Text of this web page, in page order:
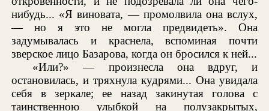
нибудь... «Я виновата, — промолвила она вслух,
— но я это не могла предвидеть». Она
задумывалась и краснела, вспоминая почти
зверское лицо Базарова, когда он бросился к ней...
«Или?» — произнесла она вдруг, и
остановилась, и тряхнула кудрями... Она увидала
себя в зеркале; ее назад закинутая голова с
таинственною улыбкой на полузакрытых,